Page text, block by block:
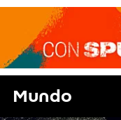
Mundo